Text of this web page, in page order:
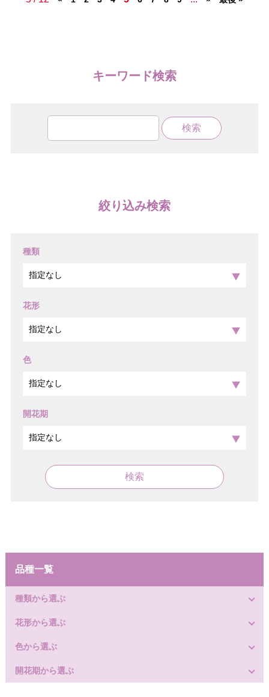
キーワード検索
絞り込み検索
種類
花形
色
開花期
検索
品種一覧
種類から選ぶ
花形から選ぶ
色から選ぶ
開花期から選ぶ